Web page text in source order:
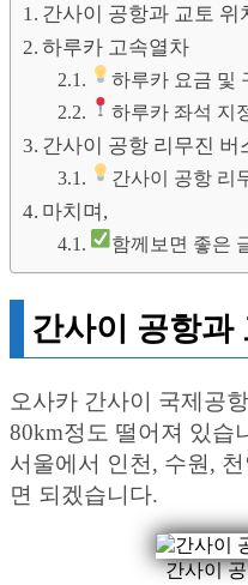
간사이 공항과 교토 위
하루카 고속열차
하루카 요금 및
하루카 좌석 지
간사이 공항 리무진 버
간사이 공항 리
마치며,
함께보면 좋은
간사이 공항과
오사카 간사이 국제공
80km정도 떨어져 있습
서울에서 인천, 수원,
면 되겠습니다.
간사이